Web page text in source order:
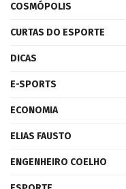
COSMÓPOLIS
CURTAS DO ESPORTE
DICAS
E-SPORTS
ECONOMIA
ELIAS FAUSTO
ENGENHEIRO COELHO